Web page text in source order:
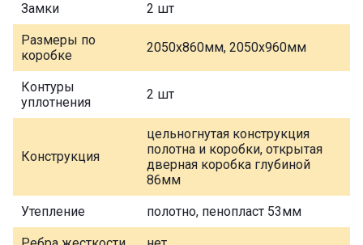
Замки 2 шт
Размеры по
коробке
2050х860мм, 2050х960мм
Контуры
уплотнения
2 шт
Конструкция
цельногнутая конструкция
полотна и коробки, открытая
дверная коробка глубиной
86мм
Утепление полотно, пенопласт 53мм